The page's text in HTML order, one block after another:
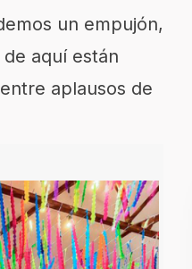
un empujón,
aquí están
aplausos de